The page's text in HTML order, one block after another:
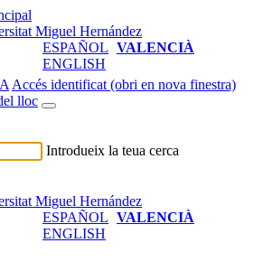
ESPAÑOL VALENCIÀ
ENGLISH
Accés identificat (obri en nova finestra)
lloc
Introdueix la teua cerca
ESPAÑOL VALENCIÀ
ENGLISH